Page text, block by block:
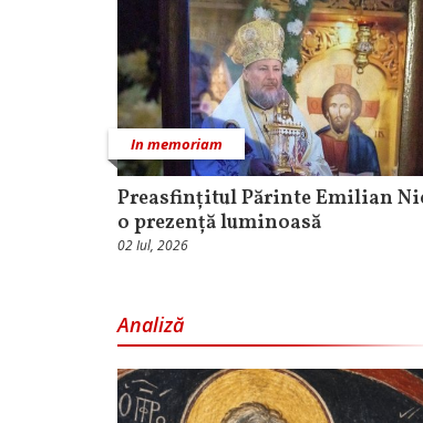
In memoriam
Preasfințitul Părinte Emilian
o prezență luminoasă
02 Iul, 2026
Analiză